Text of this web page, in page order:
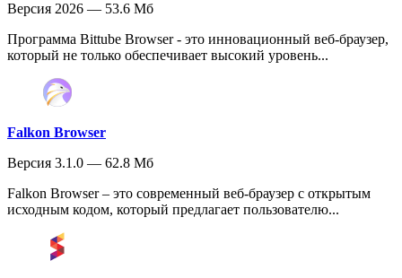
Версия 2026 — 53.6 Мб
Программа Bittube Browser - это инновационный веб-браузер,
который не только обеспечивает высокий уровень...
Falkon Browser
Версия 3.1.0 — 62.8 Мб
Falkon Browser – это современный веб-браузер с открытым
исходным кодом, который предлагает пользователю...